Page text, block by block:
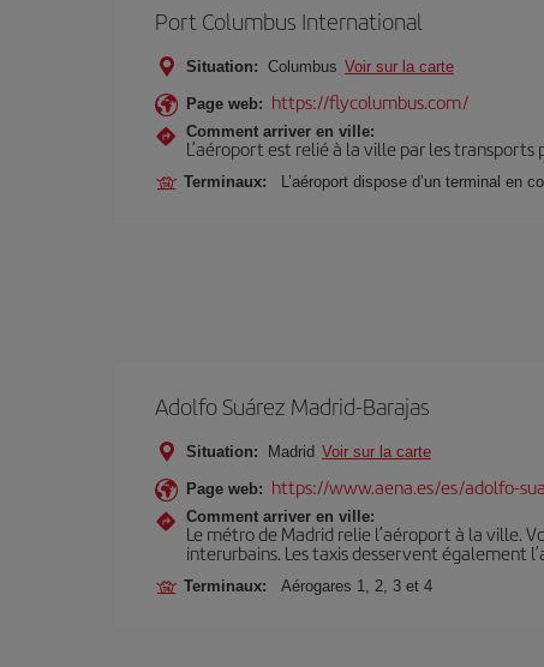
Port Columbus International
Situation: Columbus Voir sur la carte
Page web: https://flycolumbus.com/
Comment arriver en ville:
L’aéroport est relié à la ville par les
Terminaux: L’aéroport dispose d’un terminal en
Adolfo Suárez Madrid-Barajas
Situation: Madrid Voir sur la carte
Page web: https://www.aena.es/es/adolfo-
Comment arriver en ville:
Le métro de Madrid relie l’aéroport à la ville.
interurbains. Les taxis desservent également
Terminaux: Aérogares 1, 2, 3 et 4